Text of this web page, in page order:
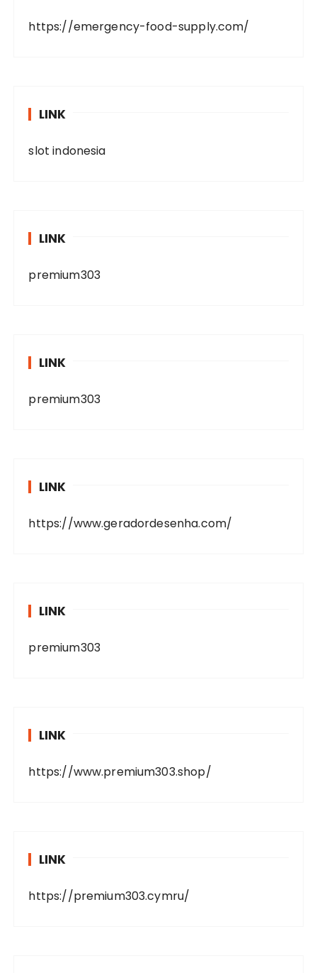
https://emergency-food-supply.com/
LINK
slot indonesia
LINK
premium303
LINK
premium303
LINK
https://www.geradordesenha.com/
LINK
premium303
LINK
https://www.premium303.shop/
LINK
https://premium303.cymru/